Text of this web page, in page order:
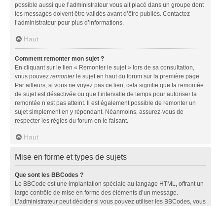
possible aussi que l’administrateur vous ait placé dans un groupe dont
les messages doivent être validés avant d’être publiés. Contactez
l’administrateur pour plus d’informations.
Haut
Comment remonter mon sujet ?
En cliquant sur le lien « Remonter le sujet » lors de sa consultation,
vous pouvez remonterle sujet en haut du forum sur la première page.
Par ailleurs, si vous ne voyez pas ce lien, cela signifie que la remontée
de sujet est désactivée ou que l’intervalle de temps pour autoriser la
remontée n’est pas atteint. Il est également possible de remonter un
sujet simplement en y répondant. Néanmoins, assurez-vous de
respecter les règles du forum en le faisant.
Haut
Mise en forme et types de sujets
Que sont les BBCodes ?
Le BBCode est une implantation spéciale au langage HTML, offrant un
large contrôle de mise en forme des éléments d’un message.
L’administrateur peut décider si vous pouvez utiliser les BBCodes, vous